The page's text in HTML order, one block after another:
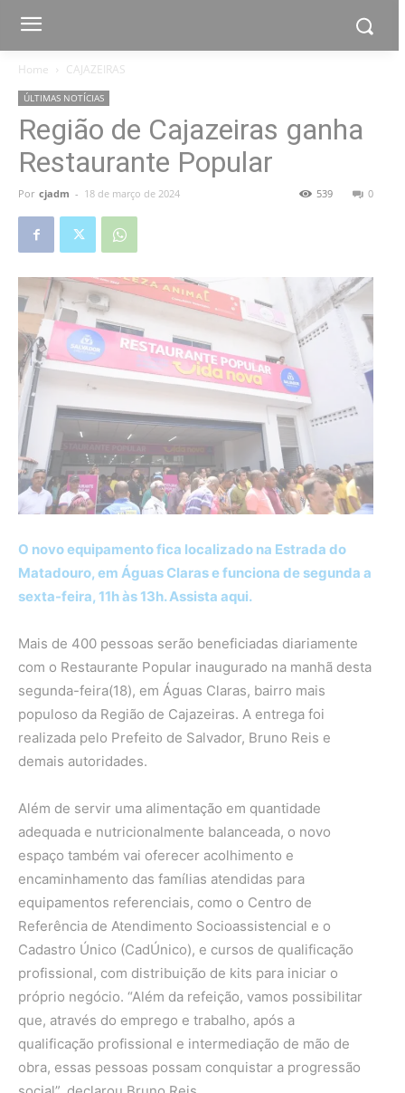
Home CAJAZEIRAS
ÚLTIMAS NOTÍCIAS
Região de Cajazeiras ganha
Restaurante Popular
Por cjadm - 18 de março de 2024 0
539
O novo equipamento fica localizado na Estrada do
Matadouro, em Águas Claras e funciona de segunda a
sexta-feira, 11h às 13h. Assista aqui.
Mais de 400 pessoas serão beneficiadas diariamente
com o Restaurante Popular inaugurado na manhã desta
segunda-feira(18), em Águas Claras, bairro mais
populoso da Região de Cajazeiras. A entrega foi
realizada pelo Prefeito de Salvador, Bruno Reis e
demais autoridades.
Além de servir uma alimentação em quantidade
adequada e nutricionalmente balanceada, o novo
espaço também vai oferecer acolhimento e
encaminhamento das famílias atendidas para
equipamentos referenciais, como o Centro de
Referência de Atendimento Socioassistencial e o
Cadastro Único (CadÚnico), e cursos de qualificação
profissional, com distribuição de kits para iniciar o
próprio negócio. “Além da refeição, vamos possibilitar
que, através do emprego e trabalho, após a
qualificação profissional e intermediação de mão de
obra, essas pessoas possam conquistar a progressão